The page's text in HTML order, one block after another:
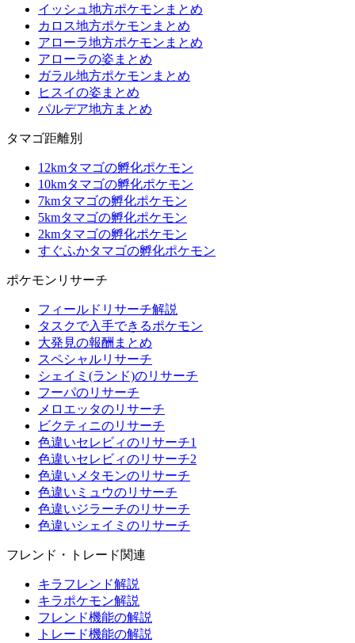
イッシュ地方ポケモンまとめ
カロス地方ポケモンまとめ
アローラ地方ポケモンまとめ
アローラの姿まとめ
ガラル地方ポケモンまとめ
ヒスイの姿まとめ
パルデア地方まとめ
タマゴ距離別
12kmタマゴの孵化ポケモン
10kmタマゴの孵化ポケモン
7kmタマゴの孵化ポケモン
5kmタマゴの孵化ポケモン
2kmタマゴの孵化ポケモン
すぐふかタマゴの孵化ポケモン
ポケモンリサーチ
フィールドリサーチ解説
タスクで入手できるポケモン
大発見の報酬まとめ
スペシャルリサーチ
シェイミ(ランド)のリサーチ
フーパのリサーチ
メロエッタのリサーチ
ビクティニのリサーチ
色違いセレビィのリサーチ1
色違いセレビィのリサーチ2
色違いメタモンのリサーチ
色違いミュウのリサーチ
色違いジラーチのリサーチ
色違いシェイミのリサーチ
フレンド・トレード関連
キラフレンド解説
キラポケモン解説
フレンド機能の解説
トレード機能の解説